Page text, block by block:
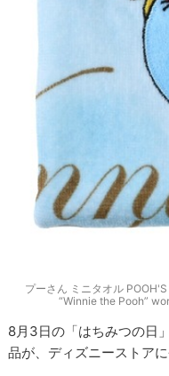
プーさん ミニタオル
“Winnie the Pooh”
8月3日の「はちみつの日
品が、ディズニーストアに